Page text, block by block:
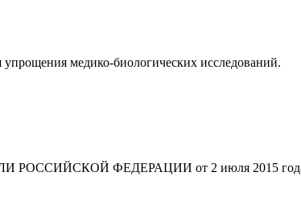
медико-биологических исследований.
ФЕДЕРАЦИИ от 2 июля 2015 года